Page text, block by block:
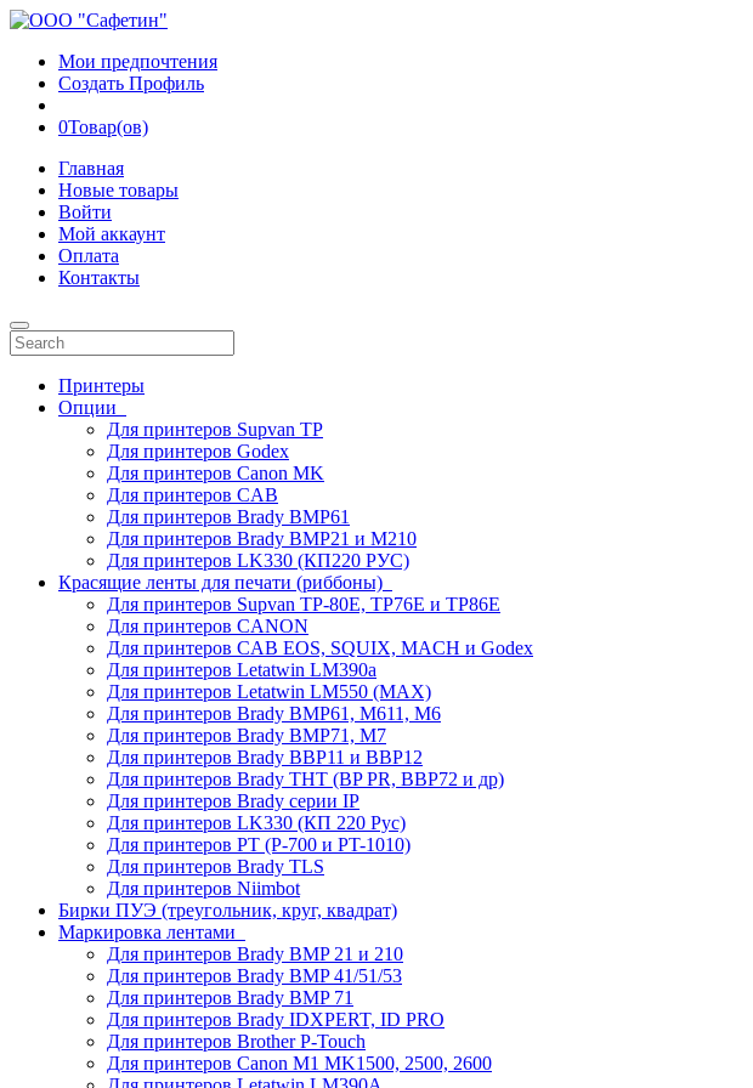
Мои предпочтения
Создать Профиль
0Товар(ов)
Главная
Новые товары
Войти
Мой аккаунт
Оплата
Контакты
Принтеры
Опции
Для принтеров Supvan TP
Для принтеров Godex
Для принтеров Canon MK
Для принтеров CAB
Для принтеров Brady BMP61
Для принтеров Brady BMP21 и M210
Для принтеров LK330 (КП220 РУС)
Красящие ленты для печати (риббоны)
Для принтеров Supvan TP-80E, TP76E и TP86E
Для принтеров CANON
Для принтеров CAB EOS, SQUIX, MACH и Godex
Для принтеров Letatwin LM390a
Для принтеров Letatwin LM550 (MAX)
Для принтеров Brady BMP61, M611, M6
Для принтеров Brady BMP71, M7
Для принтеров Brady BBP11 и BBP12
Для принтеров Brady THT (BP PR, BBP72 и др)
Для принтеров Brady серии IP
Для принтеров LK330 (КП 220 Рус)
Для принтеров PT (P-700 и PT-1010)
Для принтеров Brady TLS
Для принтеров Niimbot
Бирки ПУЭ (треугольник, круг, квадрат)
Маркировка лентами
Для принтеров Brady BMP 21 и 210
Для принтеров Brady BMP 41/51/53
Для принтеров Brady BMP 71
Для принтеров Brady IDXPERT, ID PRO
Для принтеров Brother P-Touch
Для принтеров Canon M1 MK1500, 2500, 2600